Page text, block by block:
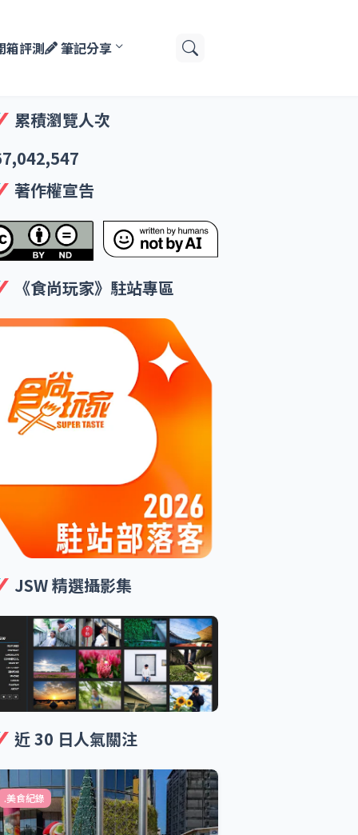
箱評測 筆記分享
累積瀏覽人次
著作權宣告
《食尚玩家》駐站專區
JSW 精選攝影集
近 30 日人氣關注
.美食紀錄